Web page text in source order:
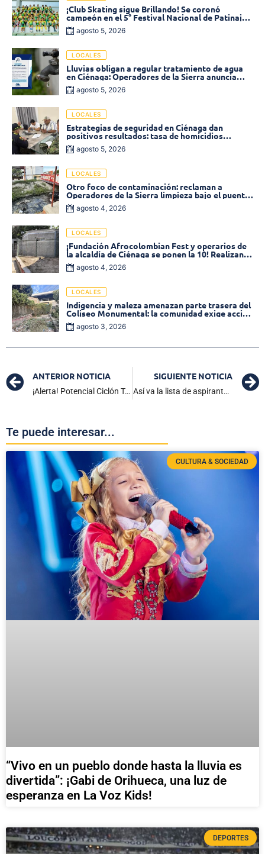
¡Club Skating sigue Brillando! Se coronó
campeón en el 5° Festival Nacional de Patinaje
«Soledad sobre Ruedas»
agosto 5, 2026
LOCALES
Lluvias obligan a regular tratamiento de agua
en Ciénaga: Operadores de la Sierra anuncia
baja presión en varios sectores
agosto 5, 2026
LOCALES
Estrategias de seguridad en Ciénaga dan
positivos resultados: tasa de homicidios
disminuyó un 58% en 2026
agosto 5, 2026
LOCALES
Otro foco de contaminación: reclaman a
Operadores de la Sierra limpieza bajo el puente
de la calle 19 con carrera 11
agosto 4, 2026
LOCALES
¡Fundación Afrocolombian Fest y operarios de
la alcaldía de Ciénaga se ponen la 10! Realizan
limpieza de la parte posterior del Coliseo
Monumental
agosto 4, 2026
LOCALES
Indigencia y maleza amenazan parte trasera del
Coliseo Monumental: la comunidad exige acción
inmediata!
agosto 3, 2026
ANTERIOR NOTICIA
¡Alerta! Potencial Ciclón Tropical 9 se fortalece en el mar Caribe
SIGUIENTE NOTICIA
Así va la lista de aspirantes a Reina Central del Caimán 2025
Te puede interesar...
CULTURA & SOCIEDAD
“Vivo en un pueblo donde hasta la lluvia es
divertida”: ¡Gabi de Orihueca, una luz de
esperanza en La Voz Kids!
DEPORTES